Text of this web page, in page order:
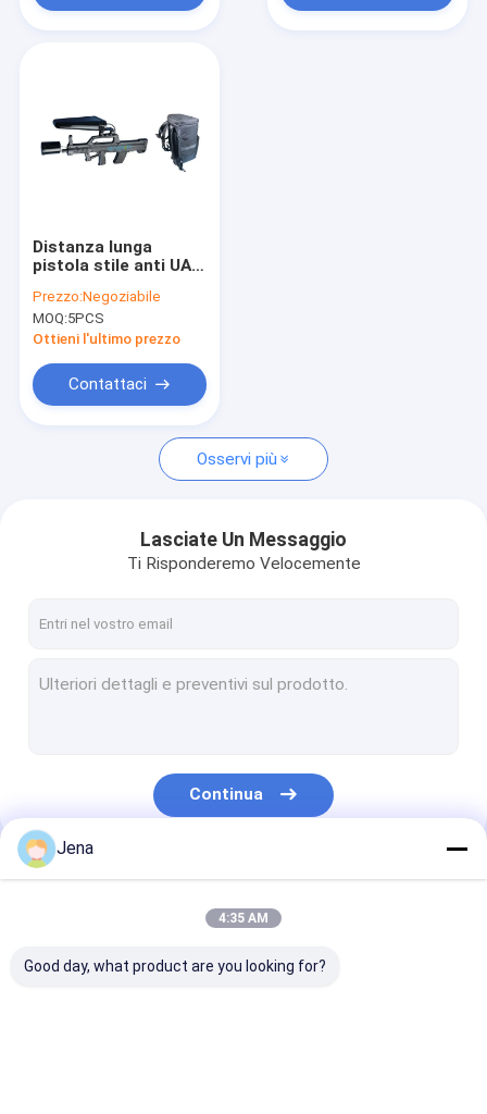
Distanza lunga
pistola stile anti UAV
di disturbo di gamma
e GPS, 2.4G, 5.8G
Frequenza
Prezzo:Negoziabile
MOQ:5PCS
Ottieni l'ultimo prezzo
Contattaci
Osservi più
Lasciate Un Messaggio
Ti Risponderemo Velocemente
Continua
Le Nostre Categorie
Jena
4:35 AM
Good day, what product are you looking for?